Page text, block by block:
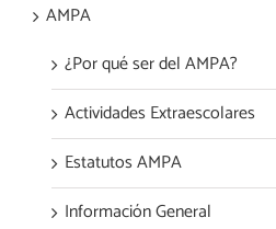
AMPA
¿Por qué ser del AMPA?
Actividades Extraescolares
Estatutos AMPA
Información General